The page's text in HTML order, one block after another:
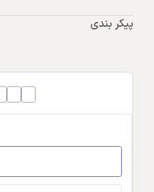
پیکر بندی